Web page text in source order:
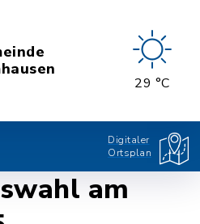
29 °C
Digitaler
Ortsplan
am